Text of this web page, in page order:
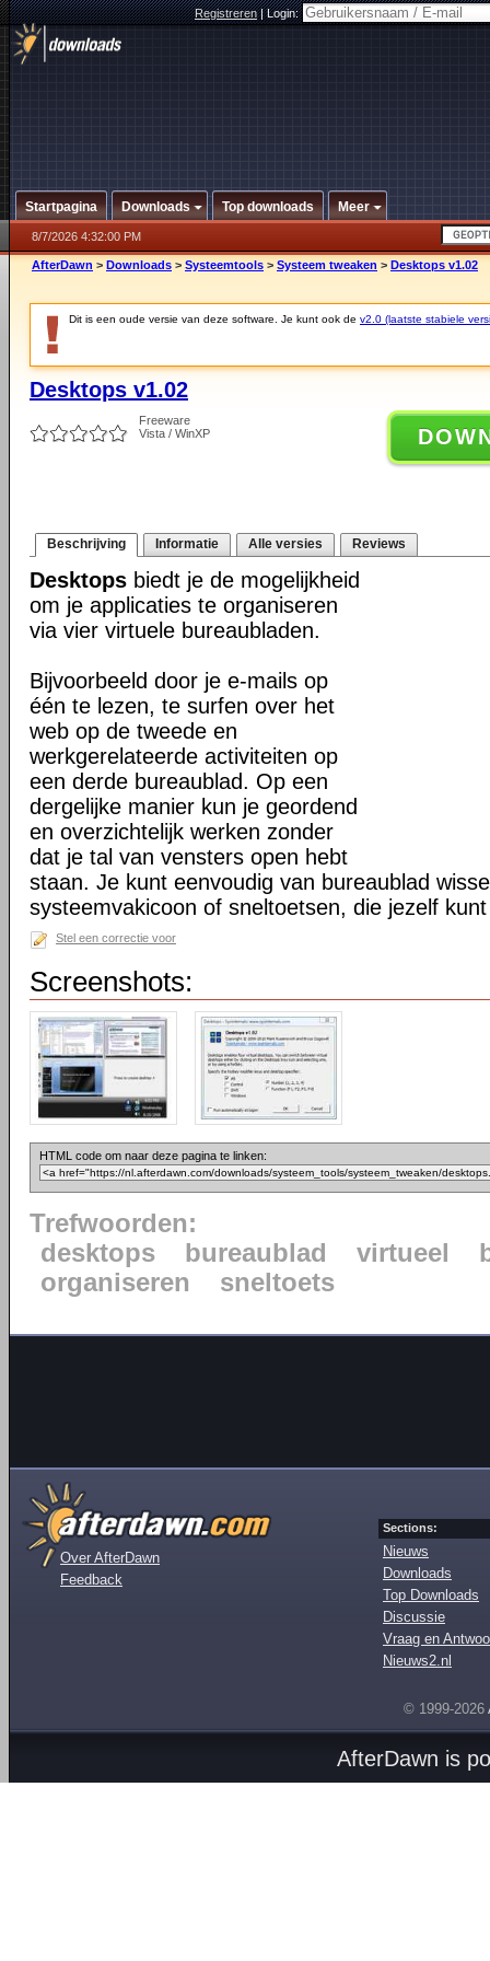
Registreren|Login:
Startpagina Downloads Top downloads Meer
8/7/2026 4:32:00 PM
AfterDawn > Downloads > Systeemtools > Systeem tweaken > Desktops v1.02
Dit is een oude versie van deze software. Je kunt ook de v2.0 (laatste stabiele
Desktops v1.02
Freeware
Vista / WinXP
Beschrijving Informatie Alle versies Reviews
Desktops biedt je de mogelijkheid
om je applicaties te organiseren
via vier virtuele bureaubladen.
Bijvoorbeeld door je e-mails op
één te lezen, te surfen over het
web op de tweede en
werkgerelateerde activiteiten op
een derde bureaublad. Op een
dergelijke manier kun je geordend
en overzichtelijk werken zonder
dat je tal van vensters open hebt
staan. Je kunt eenvoudig van bureaublad
systeemvakicoon of sneltoetsen, die jezelf
Stel een correctie voor
Screenshots:
HTML code om naar deze pagina te linken:
Trefwoorden:
desktops
bureaublad virtueel
organiseren
sneltoets
Over AfterDawn
Feedback
Sections:
Nieuws
Downloads
Top Downloads
Discussie
Vraag en
Nieuws2.nl
© 1999-2026
AfterDawn is